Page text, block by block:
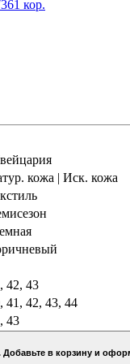
кожа | Иск. кожа
42, 43
41, 42, 43, 44
43
Бесплатно доставим со склада в любой магазин. Добавьте в